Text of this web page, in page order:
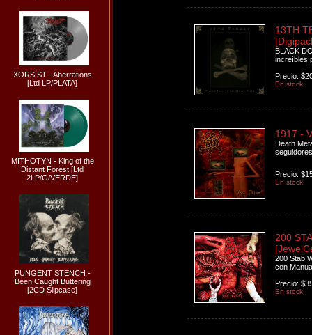
XORSIST - Aberrations
[Ltd LP/PLATA]
MITHOTYN - King of the
Distant Forest [Ltd
2LP/G/VERDE]
PUNGENT STENCH -
Been Caught Buttering
[2CD Slipcase]
13TH
BLACK
increíbles
Precio:
En stock
1917 -
Death
Precio:
En stock
200
200 Stab
con
Precio:
En stock